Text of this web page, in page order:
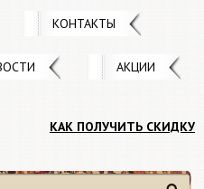
КОНТАКТЫ
АКЦИИ
КАК ПОЛУЧИТЬ СКИДКУ